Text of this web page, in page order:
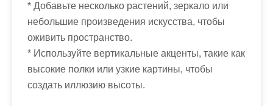
* Добавьте несколько растений, зеркало или
небольшие произведения искусства, чтобы
оживить пространство.
* Используйте вертикальные акценты, такие как
высокие полки или узкие картины, чтобы
создать иллюзию высоты.